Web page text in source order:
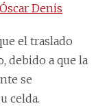
Denis
el traslado
debido a que la
se
celda.